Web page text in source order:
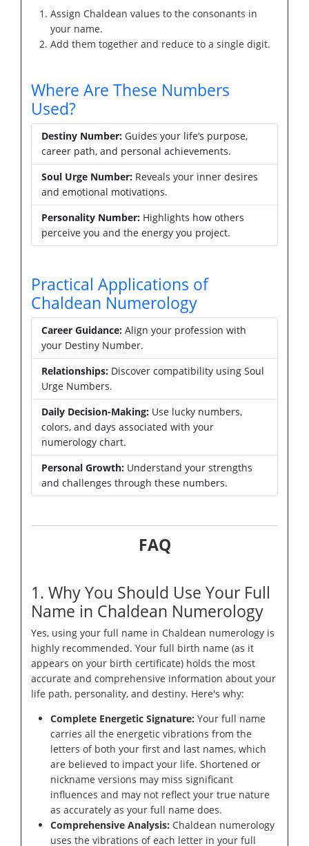
Assign Chaldean values to the consonants in
your name.
Add them together and reduce to a single digit.
Where Are These Numbers
Used?
Destiny Number: Guides your life’s purpose,
career path, and personal achievements.
Soul Urge Number: Reveals your inner desires
and emotional motivations.
Personality Number: Highlights how others
perceive you and the energy you project.
Practical Applications of
Chaldean Numerology
Career Guidance: Align your profession with
your Destiny Number.
Relationships: Discover compatibility using Soul
Urge Numbers.
Daily Decision-Making: Use lucky numbers,
colors, and days associated with your
numerology chart.
Personal Growth: Understand your strengths
and challenges through these numbers.
FAQ
1. Why You Should Use Your Full
Name in Chaldean Numerology
Yes, using your full name in Chaldean numerology is
highly recommended. Your full birth name (as it
appears on your birth certificate) holds the most
accurate and comprehensive information about your
life path, personality, and destiny. Here's why:
Complete Energetic Signature: Your full name
carries all the energetic vibrations from the
letters of both your first and last names, which
are believed to impact your life. Shortened or
nickname versions may miss significant
influences and may not reflect your true nature
as accurately as your full name does.
Comprehensive Analysis: Chaldean numerology
uses the vibrations of each letter in your full